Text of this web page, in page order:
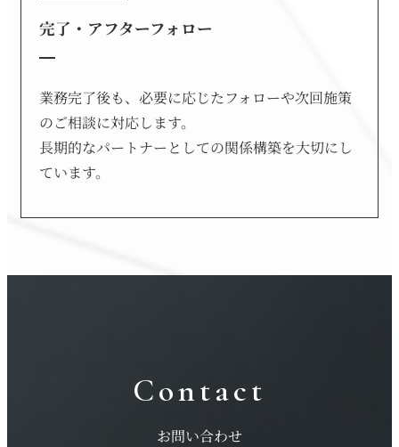
完了・アフターフォロー
業務完了後も、必要に応じたフォローや次回施策
のご相談に対応します。
長期的なパートナーとしての関係構築を大切にし
ています。
Contact
お問い合わせ